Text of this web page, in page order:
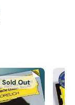
Sold Out